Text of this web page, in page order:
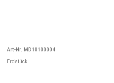
Art-Nr. MD10100004
Erdstück